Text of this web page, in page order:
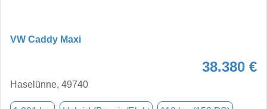
VW Caddy Maxi
38.380 €
Haselünne, 49740